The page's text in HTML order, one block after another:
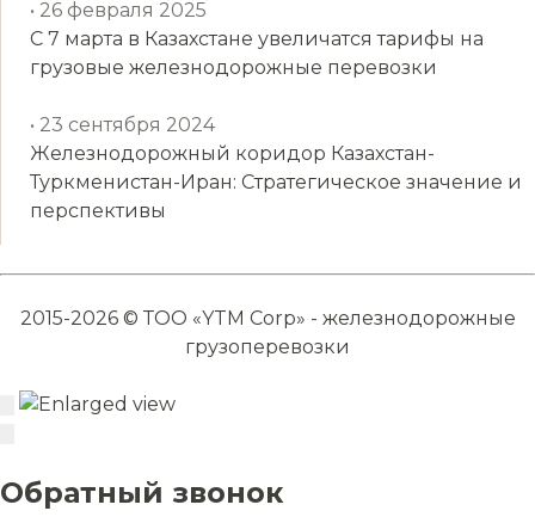
• 26 февраля 2025
С 7 марта в Казахстане увеличатся тарифы на
грузовые железнодорожные перевозки
• 23 сентября 2024
Железнодорожный коридор Казахстан-
Туркменистан-Иран: Стратегическое значение и
перспективы
2015-2026 © ТОО «YTM Corp» - железнодорожные
грузоперевозки
Обратный звонок